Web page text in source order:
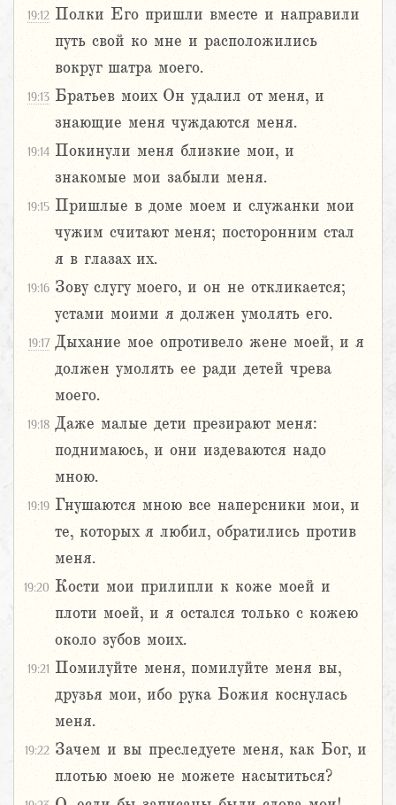
19:12 Полки Его пришли вместе и направили
путь свой ко мне и расположились
вокруг шатра моего.
19:13 Братьев моих Он удалил от меня, и
знающие меня чуждаются меня.
19:14 Покинули меня близкие мои, и
знакомые мои забыли меня.
19:15 Пришлые в доме моем и служанки мои
чужим считают меня; посторонним стал
я в глазах их.
19:16 Зову слугу моего, и он не откликается;
устами моими я должен умолять его.
19:17 Дыхание мое опротивело жене моей, и я
должен умолять ее ради детей чрева
моего.
19:18 Даже малые дети презирают меня:
поднимаюсь, и они издеваются надо
мною.
19:19 Гнушаются мною все наперсники мои, и
те, которых я любил, обратились против
меня.
19:20 Кости мои прилипли к коже моей и
плоти моей, и я остался только с кожею
около зубов моих.
19:21 Помилуйте меня, помилуйте меня вы,
друзья мои, ибо рука Божия коснулась
меня.
19:22 Зачем и вы преследуете меня, как Бог, и
плотью моею не можете насытиться?